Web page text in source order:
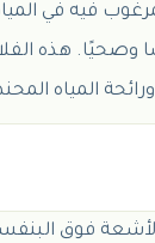
فيه في
وصحيًا. هذه
المياه
الأشعة فوق